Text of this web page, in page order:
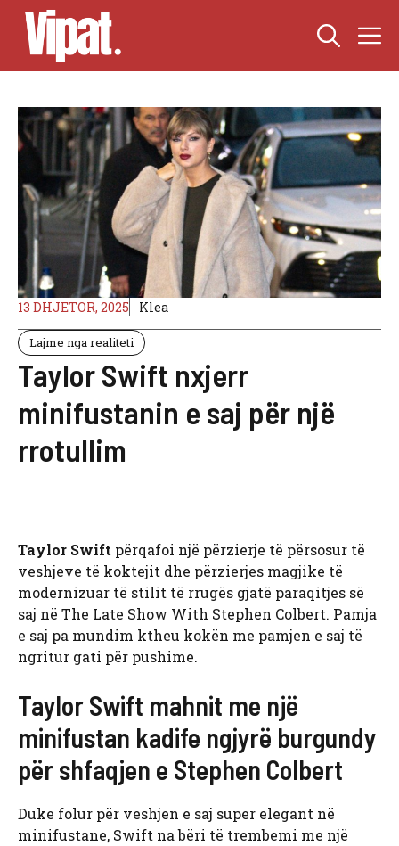
Skip
content
13 DHJETOR, 2025 Klea
Lajme nga realiteti
Taylor Swift nxjerr
minifustanin e saj për një
rrotullim
Taylor Swift përqafoi një përzierje të përsosur të
veshjeve të koktejit dhe përzierjes magjike të
modernizuar të stilit të rrugës gjatë paraqitjes së
saj në The Late Show With Stephen Colbert. Pamja
e saj pa mundim ktheu kokën me pamjen e saj të
ngritur gati për pushime.
Taylor Swift mahnit me një
minifustan kadife ngjyrë burgundy
për shfaqjen e Stephen Colbert
Duke folur për veshjen e saj super elegant në
minifustane, Swift na bëri të trembemi me një